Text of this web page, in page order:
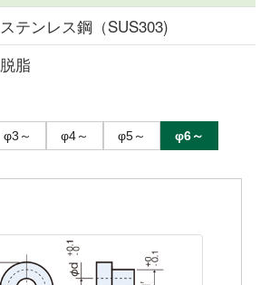
ステンレス鋼（SUS303)
脱脂
φ3～ φ4～ φ5～ φ6～